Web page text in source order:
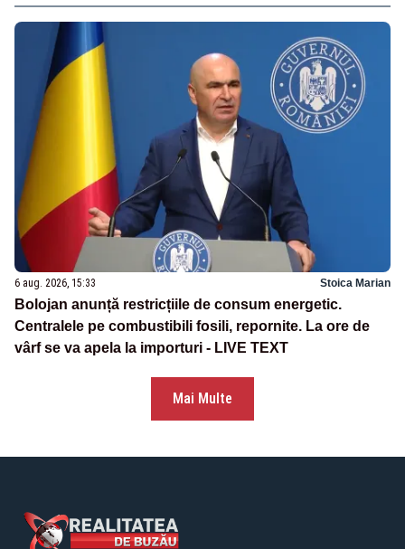
6 aug. 2026, 15:33 Stoica Marian
Bolojan anunță restricțiile de consum energetic.
Centralele pe combustibili fosili, repornite. La ore de
vârf se va apela la importuri - LIVE TEXT
Mai Multe